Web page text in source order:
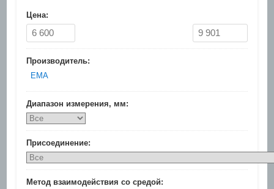
Цена:
Производитель:
EMA
Диапазон измерения, мм:
Присоединение:
Метод взаимодействия со средой: